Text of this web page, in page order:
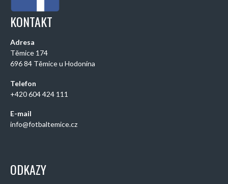
KONTAKT
Adresa
Těmice 174
696 84 Těmice u Hodonína
Telefon
+420 604 424 111
E-mail
info@fotbaltemice.cz
ODKAZY